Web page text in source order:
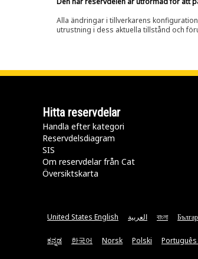
Alla ändringar i tillverkarens
utrustning i dess aktuella tillstånd och
Hitta reservdelar
Handla efter kategori
Reservdelsdiagram
SIS
Om reservdelar från Cat
Översiktskarta
United States English العربية বাংলা
ಕನ್ನಡ 한국어 Norsk Polski